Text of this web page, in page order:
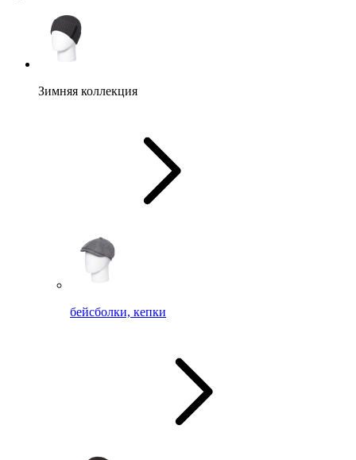
Зимняя коллекция
бейсболки, кепки